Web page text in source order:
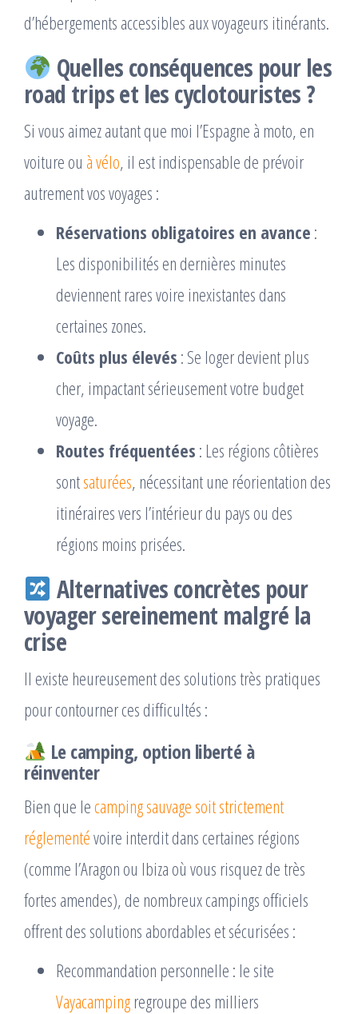
d’hébergements accessibles aux voyageurs itinérants.
Quelles conséquences pour les
road trips et les cyclotouristes ?
Si vous aimez autant que moi l’Espagne à moto, en
voiture ou à vélo, il est indispensable de prévoir
autrement vos voyages :
Réservations obligatoires en avance :
Les disponibilités en dernières minutes
deviennent rares voire inexistantes dans
certaines zones.
Coûts plus élevés : Se loger devient plus
cher, impactant sérieusement votre budget
voyage.
Routes fréquentées : Les régions côtières
sontsaturées, nécessitant une réorientation des
itinéraires vers l’intérieur du pays ou des
régions moins prisées.
Alternatives concrètes pour
voyager sereinement malgré la
crise
Il existe heureusement des solutions très pratiques
pour contourner ces difficultés :
Le camping, option liberté à
réinventer
Bien que lecamping sauvage soit strictement
réglementévoire interdit dans certaines régions
(comme l’Aragon ou Ibiza où vous risquez de très
fortes amendes), de nombreux campings officiels
offrent des solutions abordables et sécurisées :
Recommandation personnelle : le site
Vayacamping regroupe des milliers